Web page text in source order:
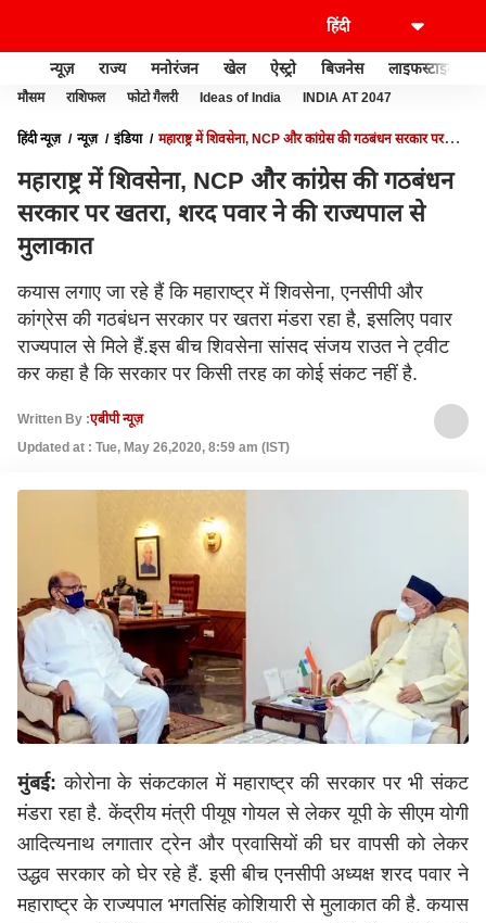
न्यूज़ राज्य मनोरंजन खेल ऐस्ट्रो बिजनेस लाइफस्टाइल
मौसम राशिफल फोटो गैलरी Ideas of India INDIA AT 2047
हिंदी न्यूज़ न्यूज़ इंडिया
महाराष्ट्र में शिवसेना, NCP और कांग्रेस की गठबंधन सरकार पर
महाराष्ट्र में शिवसेना, NCP और कांग्रेस की गठबंधन
सरकार पर खतरा, शरद पवार ने की राज्यपाल से
मुलाकात
कयास लगाए जा रहे हैं कि महाराष्ट्र में शिवसेना, एनसीपी और
कांग्रेस की गठबंधन सरकार पर खतरा मंडरा रहा है, इसलिए पवार
राज्यपाल से मिले हैं.इस बीच शिवसेना सांसद संजय राउत ने ट्वीट
कर कहा है कि सरकार पर किसी तरह का कोई संकट नहीं है.
Written By :एबीपी न्यूज़
Updated at : Tue, May 26,2020, 8:59 am (IST)
मुंबई: कोरोना के संकटकाल में महाराष्ट्र की सरकार पर भी संकट
मंडरा रहा है. केंद्रीय मंत्री पीयूष गोयल से लेकर यूपी के सीएम योगी
आदित्यनाथ लगातार ट्रेन और प्रवासियों की घर वापसी को लेकर
उद्धव सरकार को घेर रहे हैं. इसी बीच एनसीपी अध्यक्ष शरद पवार ने
महाराष्ट्र के राज्यपाल भगतसिंह कोशियारी से मुलाकात की है. कयास